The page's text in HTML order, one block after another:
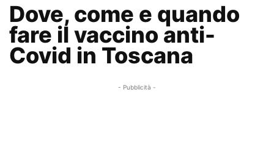
Dove, come e quando
fare il vaccino anti-
Covid in Toscana
- Pubblicità -